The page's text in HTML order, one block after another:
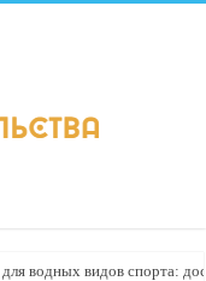
водных видов спорта: